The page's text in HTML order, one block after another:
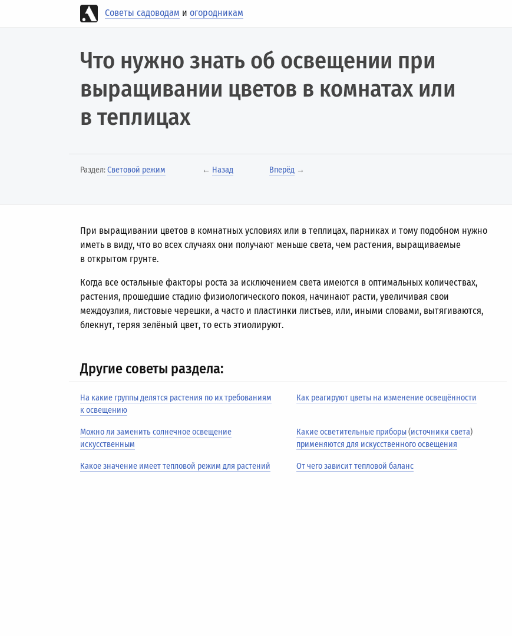
Советы садоводам иогородникам
Что нужно знать об освещении при
выращивании цветов в комнатах или
в теплицах
Раздел:Световой режим ← Назад Вперёд →
При выращивании цветов в комнатных условиях или в теплицах, парниках и тому подобном нужно
иметь в виду, что во всех случаях они получают меньше света, чем растения, выращиваемые
в открытом грунте.
Когда все остальные факторы роста за исключением света имеются в оптимальных количествах,
растения, прошедшие стадию физиологического покоя, начинают расти, увеличивая свои
междоузлия, листовые черешки, а часто и пластинки листьев, или, иными словами, вытягиваются,
блекнут, теряя зелёный цвет, то есть этиолируют.
Другие советы раздела:
На какие группы делятся растения по их требованиям
к освещению
Как реагируют цветы на изменение освещённости
Можно ли заменить солнечное освещение
искусственным
Какие осветительные приборы(источники света)
применяются для искусственного освещения
Какое значение имеет тепловой режим для растений От чего зависит тепловой баланс